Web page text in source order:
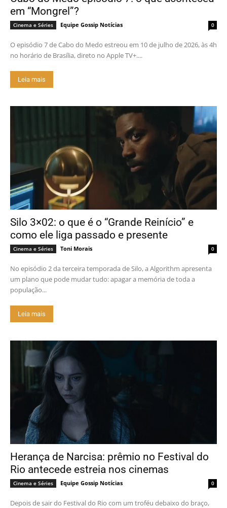
em “Mongrel”?
Cinema e Séries Equipe Gossip Notícias 0
O episódio 7 de Cabo do Medo estreou em 10 de julho de 2026, às 4h
no horário de Brasília, direto no Apple TV+....
Leia mais
Silo 3×02: o que é o “Grande Reinício” e
como ele liga passado e presente
Cinema e Séries Toni Morais 0
No episódio 2 da terceira temporada de Silo, a Algorithm apresenta
um plano que pode mudar tudo: apagar a memória de toda a
população...
Leia mais
Herança de Narcisa: prêmio no Festival do
Rio antecede estreia nos cinemas
Cinema e Séries Equipe Gossip Notícias 0
Depois de sair do Festival do Rio com um troféu debaixo do braço,